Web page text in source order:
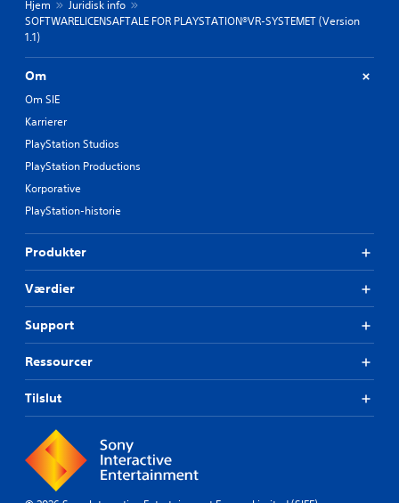
Hjem
Juridisk info
SOFTWARELICENSAFTALE FOR PLAYSTATION®VR-SYSTEMET (Version
1.1)
Om
Om SIE
Karrierer
PlayStation Studios
PlayStation Productions
Korporative
PlayStation-historie
Produkter
Værdier
Support
Ressourcer
Tilslut